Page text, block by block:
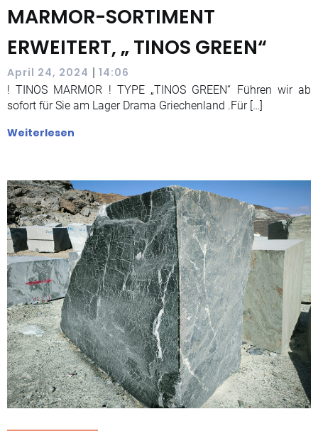
MARMOR-SORTIMENT
ERWEITERT, „ TINOS GREEN“
April 24, 2024 | 14:06
! TINOS MARMOR ! TYPE „TINOS GREEN“ Führen wir ab
sofort für Sie am Lager Drama Griechenland .Für […]
Weiterlesen